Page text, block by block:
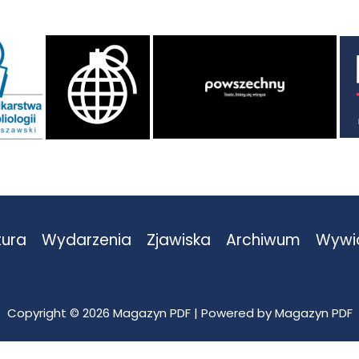
Wydarzenia Zjawiska Archiwum
Copyright © 2026 Magazyn PDF | Powered by Magazyn PDF